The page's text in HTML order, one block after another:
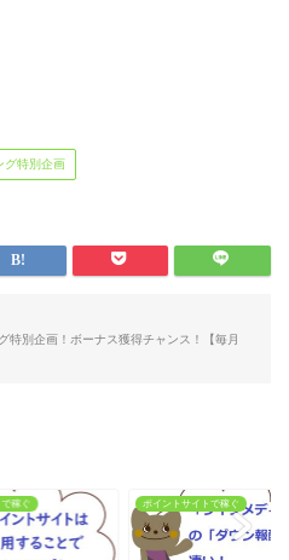
グ特別企画
特別企画！ボーナス獲得チャンス！【毎月
稼ぐ ポイントサイトで稼ぐ